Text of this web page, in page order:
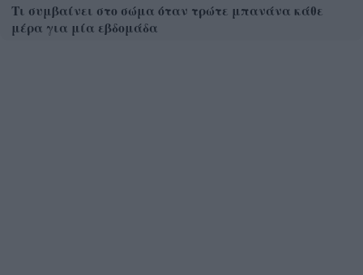
Τι συμβαίνει στο σώμα όταν τρώτε μπανάνα κάθε
μέρα για μία εβδομάδα